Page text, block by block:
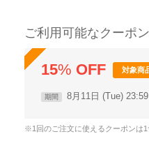
ご利用可能なクーポン
15% OFF 対象商
期間 8月11日 (Tue)
※1回のご注文に使えるクーポンは1